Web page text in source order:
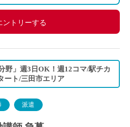
ントリーする
野」週3日OK！週12コマ/駅チカ
ート/三田市エリア
派遣